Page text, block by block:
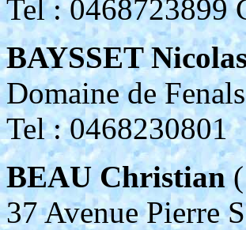
Tel : 0468723899
BAYSSET
Domaine de
Tel : 0468230801
BEAU Christian
37 Avenue Pierre